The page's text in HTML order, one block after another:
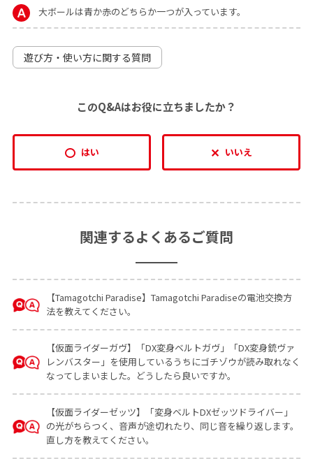
大ボールは青か赤のどちらか一つが入っています。
遊び方・使い方に関する質問
このQ&Aはお役に立ちましたか？
はい いいえ
関連するよくあるご質問
【Tamagotchi Paradise】Tamagotchi Paradiseの電池交換方
法を教えてください。
【仮面ライダーガヴ】「DX変身ベルトガヴ」「DX変身銃ヴァ
レンバスター」を使用しているうちにゴチゾウが読み取れなく
なってしまいました。どうしたら良いですか。
【仮面ライダーゼッツ】「変身ベルトDXゼッツドライバー」
の光がちらつく、音声が途切れたり、同じ音を繰り返します。
直し方を教えてください。